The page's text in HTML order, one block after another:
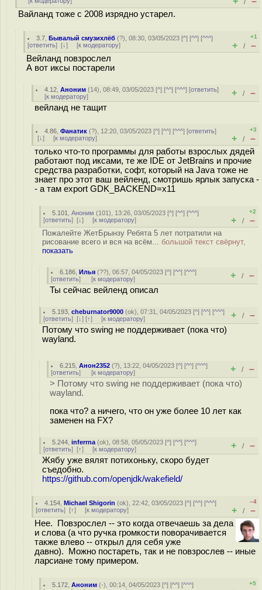
/
Вайланд тоже с 2008 изрядно устарел.
3.7 ,Бывалый смузихлёб (?), 08:30, 03/05/2023 [^] [^^] [^^^]
[ответить] [↓] [к модератору]
+1
+ / –
Вейланд повзрослел
А вот иксы постарели
4.12 ,Аноним (14), 08:49, 03/05/2023 [^] [^^] [^^^] [ответить]
[к модератору] + / –
вейланд не тащит
4.86 ,Фанатик (?), 12:20, 03/05/2023 [^] [^^] [^^^] [ответить]
[↓] [к модератору]
+3
+ / –
только что-то программы для работы взрослых дядей
работают под иксами, те же IDE от JetBrains и прочие
средства разработки, софт, который на Java тоже не
знает про этот ваш вейленд, смотришь ярлык запуска -
- а там export GDK_BACKEND=x11
5.101 ,Аноним (101), 13:26, 03/05/2023 [^] [^^] [^^^]
[ответить] [↓] [к модератору]
+2
+ / –
Пожалейте ЖетБрынзу Ребята 5 лет потратили на
рисование всего и вся на всём... большой текст свёрнут,
показать
6.186 ,Илья (??), 06:57, 04/05/2023 [^] [^^] [^^^]
[ответить] [к модератору] + / –
Ты сейчас вейленд описал
5.193 ,cheburnator9000 (ok), 07:31, 04/05/2023 [^] [^^] [^^^]
[ответить] [↓] [↑] [к модератору] + / –
Потому что swing не поддерживает (пока что)
wayland.
6.215 ,Анон2352 (?), 13:22, 04/05/2023 [^] [^^] [^^^]
[ответить] [к модератору] + / –
> Потому что swing не поддерживает (пока что)
wayland.
пока что? а ничего, что он уже более 10 лет как
заменен на FX?
5.244 ,inferrna (ok), 08:58, 05/05/2023 [^] [^^] [^^^]
[ответить] [↑] [к модератору] + / –
Жябу уже вялят потихоньку, скоро будет
съедобно.
https://github.com/openjdk/wakefield/
4.154 ,Michael Shigorin (ok), 22:42, 03/05/2023 [^] [^^] [^^^]
[ответить] [↑] [к модератору]
–4
+ / –
Нее. Повзрослел -- это когда отвечаешь за дела
и слова (а что ручка громкости поворачивается
также влево -- открыл для себя уже
давно). Можно постареть, так и не повзрослев -- иные
ларсиане тому примером.
5.172 ,Аноним (-), 00:14, 04/05/2023 [^] [^^] [^^^]
+5